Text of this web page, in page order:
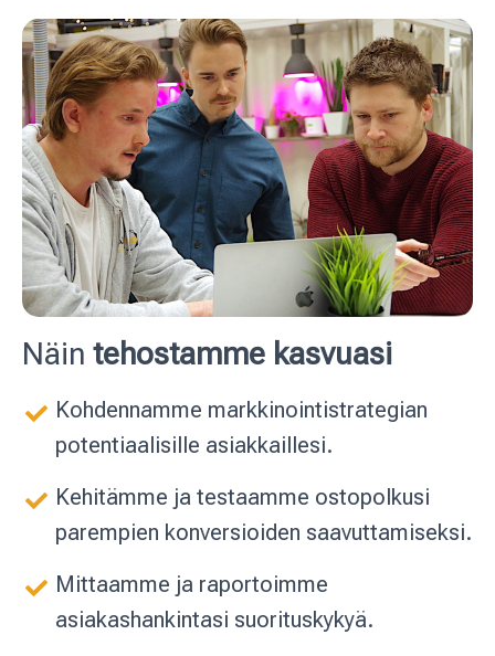
Näin tehostamme kasvuasi
Kohdennamme markkinointistrategian
potentiaalisille asiakkaillesi.
Kehitämme ja testaamme ostopolkusi
parempien konversioiden saavuttamiseksi.
Mittaamme ja raportoimme
asiakashankintasi suorituskykyä.